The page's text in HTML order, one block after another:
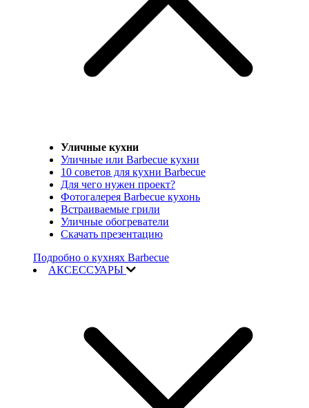
Уличные кухни
Уличные или Barbecue кухни
10 советов для кухни Barbecue
Для чего нужен проект?
Фотогалерея Barbecue кухонь
Встраиваемые грили
Уличные обогреватели
Скачать презентацию
Подробно о кухнях Barbecue
АКСЕССУАРЫ